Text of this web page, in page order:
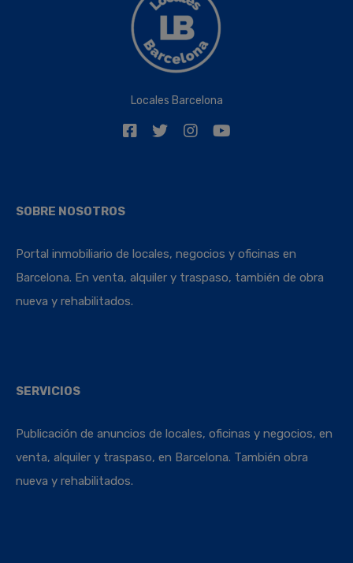
Locales Barcelona
SOBRE NOSOTROS
Portal inmobiliario de locales, negocios y oficinas en
Barcelona. En venta, alquiler y traspaso, también de obra
nueva y rehabilitados.
SERVICIOS
Publicación de anuncios de locales, oficinas y negocios, en
venta, alquiler y traspaso, en Barcelona. También obra
nueva y rehabilitados.